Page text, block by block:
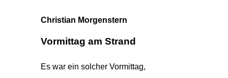
Christian Morgenstern
Vormittag am Strand
Es war ein solcher Vormittag,